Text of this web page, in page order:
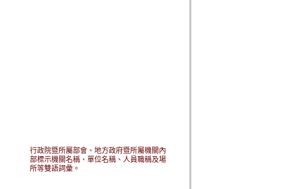
行政院暨所屬部會、地方政府暨所屬機關內
部標示機關名稱、單位名稱、人員職稱及場
所等雙語詞彙。